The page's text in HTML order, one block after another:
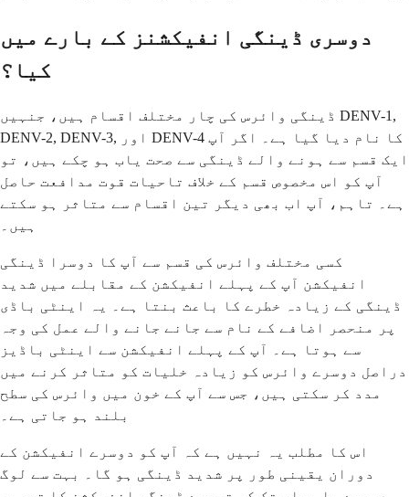
دوسری ڈینگی انفیکشنز کے بارے میں
کیا؟
ڈینگی وائرس کی چار مختلف اقسام ہیں، جنہیں DENV-1,
DENV-2, DENV-3, اور DENV-4 کا نام دیا گیا ہے۔ اگر آپ
ایک قسم سے ہونے والے ڈینگی سے صحت یاب ہو چکے ہیں، تو
آپ کو اس مخصوص قسم کے خلاف تاحیات قوت مدافعت حاصل
ہے۔ تاہم، آپ اب بھی دیگر تین اقسام سے متاثر ہو سکتے
ہیں۔
کسی مختلف وائرس کی قسم سے آپ کا دوسرا ڈینگی
انفیکشن آپ کے پہلے انفیکشن کے مقابلے میں شدید
ڈینگی کے زیادہ خطرے کا باعث بنتا ہے۔ یہ اینٹی باڈی
پر منحصر اضافے کے نام سے جانے جانے والے عمل کی وجہ
سے ہوتا ہے۔ آپ کے پہلے انفیکشن سے اینٹی باڈیز
دراصل دوسرے وائرس کو زیادہ خلیات کو متاثر کرنے میں
مدد کر سکتی ہیں، جس سے آپ کے خون میں وائرس کی سطح
بلند ہو جاتی ہے۔
اس کا مطلب یہ نہیں ہے کہ آپ کو دوسرے انفیکشن کے
دوران یقینی طور پر شدید ڈینگی ہو گا۔ بہت سے لوگ